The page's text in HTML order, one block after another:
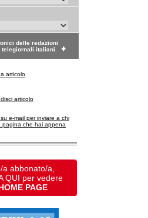
delle redazioni
italiani.
articolo
articolo
e-mail per inviare a chi
pagina che hai appena
a abbonato/a,
QUI per vedere
PAGE